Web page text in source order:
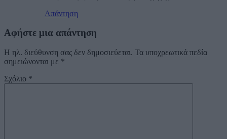
Απάντηση
Αφήστε μια απάντηση
Η ηλ. διεύθυνση σας δεν δημοσιεύεται. Τα υποχρεωτικά πεδία
σημειώνονται με *
Σχόλιο *